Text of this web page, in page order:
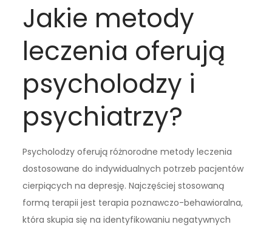
Jakie metody
leczenia oferują
psycholodzy i
psychiatrzy?
Psycholodzy oferują różnorodne metody leczenia
dostosowane do indywidualnych potrzeb pacjentów
cierpiących na depresję. Najczęściej stosowaną
formą terapii jest terapia poznawczo-behawioralna,
która skupia się na identyfikowaniu negatywnych